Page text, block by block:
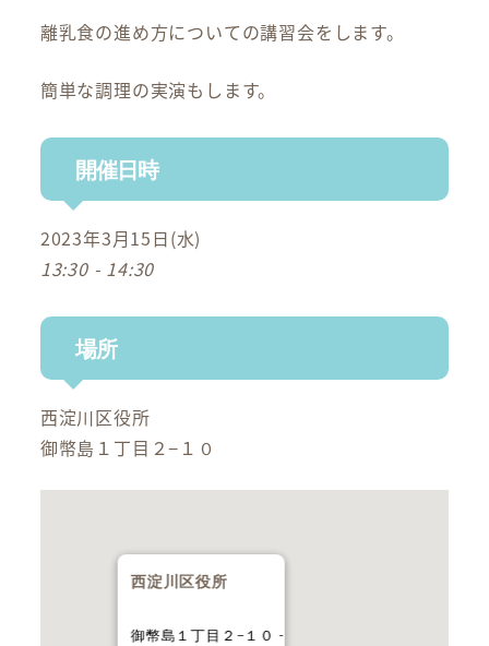
離乳食の進め方についての講習会をします。
簡単な調理の実演もします。
開催日時
2023年3月15日(水)
13:30 - 14:30
場所
西淀川区役所
御幣島１丁目２−１０
西淀川区役所
御幣島１丁目２−１０ -